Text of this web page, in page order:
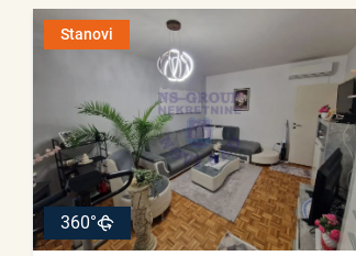
Stanovi
360°